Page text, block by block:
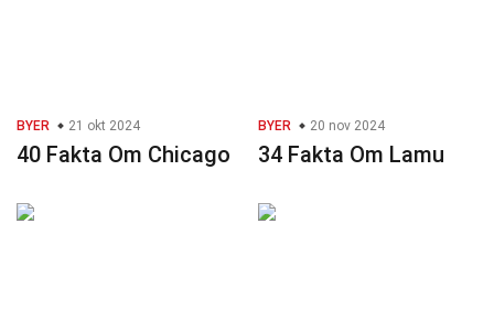
BYER 21 okt 2024
40 Fakta Om Chicago
BYER 20 nov 2024
34 Fakta Om Lamu